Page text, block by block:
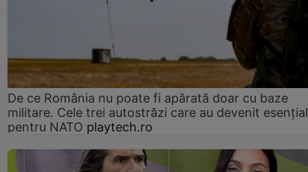
De ce România nu poate fi apărată doar cu baze
militare. Cele trei autostrăzi care au devenit
pentru NATO playtech.ro